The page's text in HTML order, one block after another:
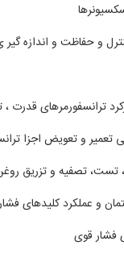
و حفاظت و اندازه گیر
ترانسفورمرهای
تعمیر و تعویض اجزا
، تست، تصفیه و تزریق
و عملکرد کلیدهای
فشار قوی